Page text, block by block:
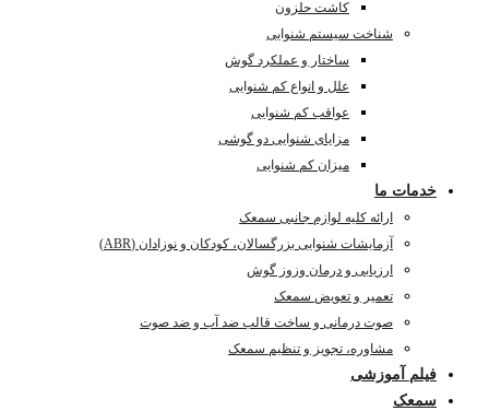
کاشت حلزون
شناخت سیستم شنوایی
ساختار و عملکرد گوش
علل و انواع کم شنوایی
عواقب کم شنوایی
مزایای شنوایی دو گوشی
میزان کم شنوایی
خدمات ما
ارائه کلیه لوازم جانبی سمعک
آزمایشات شنوایی بزرگسالان، کودکان و نوزادان (ABR)
ارزیابی و درمان وزوز گوش
تعمیر و تعویض سمعک
صوت درمانی و ساخت قالب ضد آب و ضد صوت
مشاوره، تجویز و تنظیم سمعک
فیلم آموزشی
سمعک